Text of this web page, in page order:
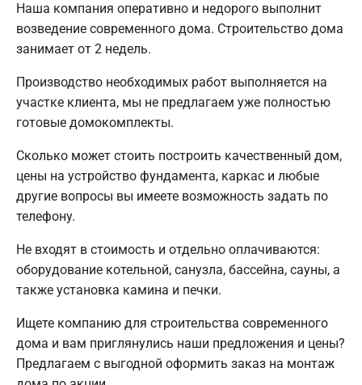
Наша компания оперативно и недорого выполнит
возведение современного дома. Строительство дома
занимает от 2 недель.
Производство необходимых работ выполняется на
участке клиента, мы не предлагаем уже полностью
готовые домокомплекты.
Сколько может стоить построить качественный дом,
цены на устройство фундамента, каркас и любые
другие вопросы вы имеете возможность задать по
телефону.
Не входят в стоимость и отдельно оплачиваются:
оборудование котельной, санузла, бассейна, сауны, а
также установка камина и печки.
Ищете компанию для строительства современного
дома и вам приглянулись наши предложения и цены?
Предлагаем с выгодной оформить заказ на монтаж